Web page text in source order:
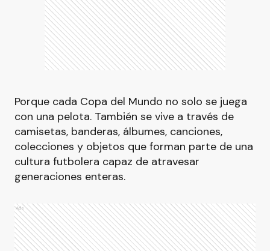
Porque cada Copa del Mundo no solo se juega
con una pelota. También se vive a través de
camisetas, banderas, álbumes, canciones,
colecciones y objetos que forman parte de una
cultura futbolera capaz de atravesar
generaciones enteras.
Ads